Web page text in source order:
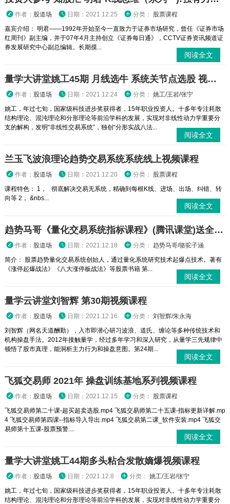
作者： 股道场 日期：2021.12.25 分类： 股票课程
嘉宾介绍： 明君——1992年开始至今一直致力于证券市场研究，曾任《证券市场
红周刊》副主编，并于07年4月主持创立《证券每日通》，CCTV证券资讯频道证
券发展研究中心副总编辑。长期摸...
阅读全文
量学大讲堂姚工45期 月线选牛 系统关节点选股 视频课程
作者： 股道场 日期：2021.12.24 分类： 姚工/王岩/张宁
姚工，年过七旬，国家级科技进步奖获得者，15年职业投资人。十多年专注耗散
结构理论、混沌理论和分形理论等前沿学科的发展，实现对非线性动力学重要分
支的解构，发明“非线性交易系统”，独创“分形实战八法...
阅读全文
兰玉飞波浪理论趋势交易系统系统线上视频课程
作者： 股道场 日期：2021.12.20 分类： 股票课程
课程特色： 1， 彻底解决交易无系统，精确到每根K线、进场、出场、纠错、转
向等 2， &nbs...
阅读全文
趋势马哥《量化交易系统指标课程》(腾讯课堂)送全套量化交易系统指标。
作者： 股道场 日期：2021.12.18 分类： 趋势马哥/骆驼子涵
简介： 股票趋势量化交易系统创始人，通过量化系统研究技术起爆点技术。著有
《涨停起爆战法》《八大涨停板战法》等股票书籍 第...
阅读全文
量学云讲堂刘智辉 第30期视频课程
作者： 股道场 日期：2021.12.16 分类： 刘智辉/朱永海
刘智辉（网名天道酬勤），入市即潜心研习波浪、道氏、缠论等多种传统技术和
机构操盘手法。2012年接触量学，经过多年学习和深入研究，从量学三先规律中
顿悟了股市真理，能洞析主力行为和操盘意图。第24期...
阅读全文
飞狐交易师 2021年 操盘训练基地系列视频课程
作者： 股道场 日期：2021.12.15 分类： 股票课程
飞狐交易师第二十课-超买超卖选股.mp4 飞狐交易师第二十五课-指标更新详解.mp
4 飞狐交易师第四课--指标导入导出.mp4 飞狐交易第二课_软件安装.mp4 飞狐交
易师第十五课-股票预警....
阅读全文
量学大讲堂姚工44期多头粘合发散嫡爆视频课程
作者： 股道场 日期：2021.12.8 分类： 姚工/王岩/张宁
姚工，年过七旬，国家级科技进步奖获得者，15年职业投资人。十多年专注耗散
结构理论、混沌理论和分形理论等前沿学科的发展，实现对非线性动力学重要分